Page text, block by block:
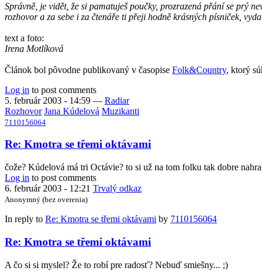
Správně, je vidět, že si pamatuješ poučky, prozrazená přání se prý
rozhovor a za sebe i za čtenáře ti přeji hodně krásných písniček,
text a foto:
Irena Motlíková
Článok bol pôvodne publikovaný v časopise Folk&Country, ktorý
Log in to post comments
5. február 2003 - 14:59 — Radiar
Rozhovor Jana Kúdelová Muzikanti
7110156064
Re: Kmotra se třemi oktávami
čože? Kúdelová má tri Octávie? to si už na tom folku tak dobre
Log in to post comments
6. február 2003 - 12:21 Trvalý odkaz
Anonymný (bez overenia)
In reply to Re: Kmotra se třemi oktávami by 7110156064
Re: Kmotra se třemi oktávami
A čo si si myslel? Že to robí pre radosť? Nebuď smiešny... ;)